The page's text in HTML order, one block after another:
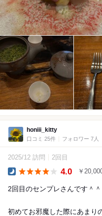
honiii_kitty
口コミ 25件 フォロワー 7人
2025/12 訪問 2回目
4.0 ￥
2回目のセンプレさんです＾＾
初めてお邪魔した際にあまり